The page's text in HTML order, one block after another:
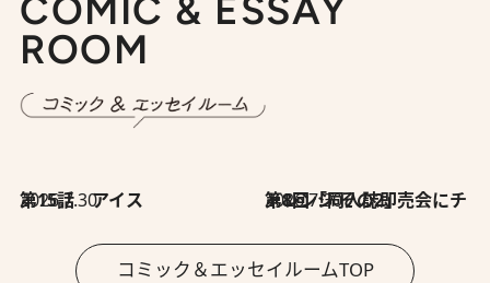
ROOM
2026.7.30
第15話 アイス 2026.7.30
第8回「同人誌即売会にチャレンジ その2」
コミック＆エッセイルームTOP